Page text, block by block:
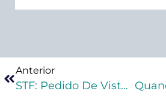
Anterior
STF: Pedido De Vista Suspende Julgamento Sobre Validade De Tramitação Direta De Inquérito Policial Entre MP E Polícia Civil